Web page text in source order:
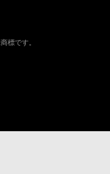
標です。